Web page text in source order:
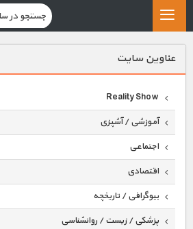
عناوين سايت
Reality Show
آموزشی / آشپزی
اجتماعی
اقتصادی
بیوگرافی / تاریخچه
پزشکی / زیست / روانشناسی